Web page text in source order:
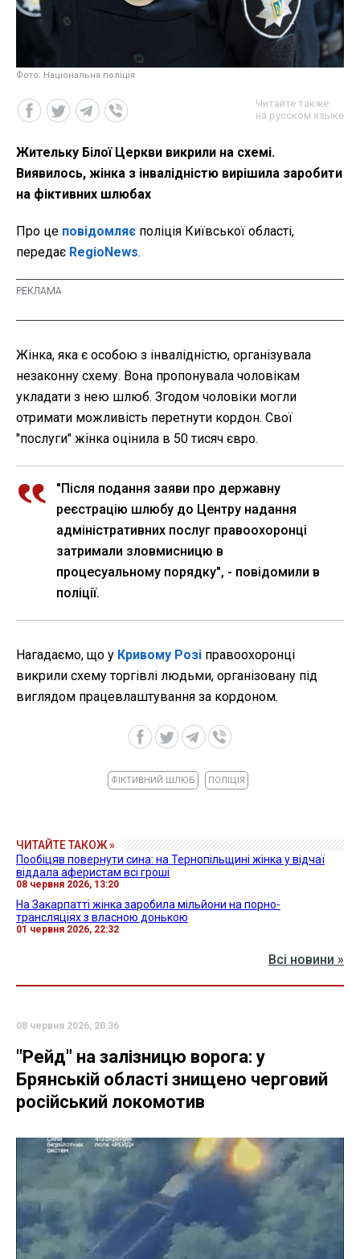
Фото: Національна поліція
Читайте также
на русском языке
Жительку Білої Церкви викрили на схемі.
Виявилось, жінка з інвалідністю вирішила заробити
на фіктивних шлюбах
Про це повідомляє поліція Київської області,
передає RegioNews.
Жінка, яка є особою з інвалідністю, організувала
незаконну схему. Вона пропонувала чоловікам
укладати з нею шлюб. Згодом чоловіки могли
отримати можливість перетнути кордон. Свої
"послуги" жінка оцінила в 50 тисяч євро.
"Після подання заяви про державну
реєстрацію шлюбу до Центру надання
адміністративних послуг правоохоронці
затримали зловмисницю в
процесуальному порядку", - повідомили в
поліції.
Нагадаємо, що у Кривому Розі правоохоронці
викрили схему торгівлі людьми, організовану під
виглядом працевлаштування за кордоном.
ФІКТИВНИЙ ШЛЮБ ПОЛІЦІЯ
ЧИТАЙТЕ ТАКОЖ »
Пообіцяв повернути сина: на Тернопільщині жінка у відчаї
віддала аферистам всі гроші
08 червня 2026, 13:20
На Закарпатті жінка заробила мільйони на порно-
трансляціях з власною донькою
01 червня 2026, 22:32
Всі новини »
08 червня 2026, 20:36
"Рейд" на залізницю ворога: у
Брянській області знищено черговий
російський локомотив